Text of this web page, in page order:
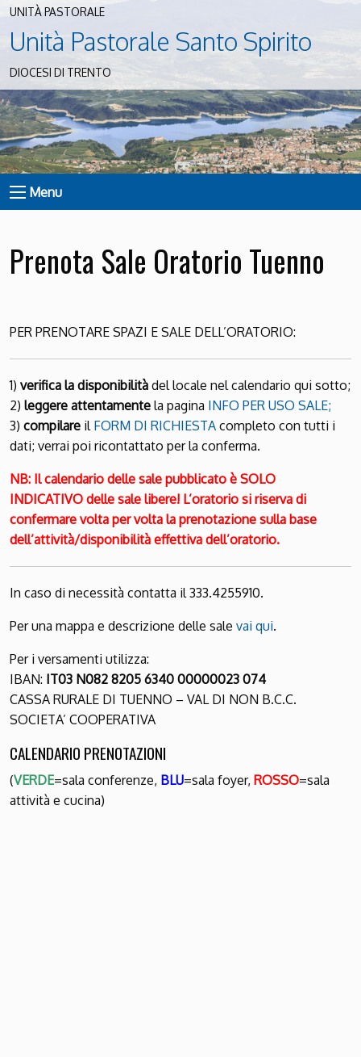
UNITÀ PASTORALE
Unità Pastorale Santo Spirito
DIOCESI DI TRENTO
Menu
Prenota Sale Oratorio Tuenno
PER PRENOTARE SPAZI E SALE DELL’ORATORIO:
1) verifica la disponibilità del locale nel calendario qui sotto;
2) leggere attentamente la pagina INFO PER USO SALE;
3) compilare il FORM DI RICHIESTA completo con tutti i
dati; verrai poi ricontattato per la conferma.
NB: Il calendario delle sale pubblicato è SOLO
INDICATIVO delle sale libere! L’oratorio si riserva di
confermare volta per volta la prenotazione sulla base
dell’attività/disponibilità effettiva dell’oratorio.
In caso di necessità contatta il 333.4255910.
Per una mappa e descrizione delle sale vai qui.
Per i versamenti utilizza:
IBAN: IT03 N082 8205 6340 00000023 074
CASSA RURALE DI TUENNO – VAL DI NON B.C.C.
SOCIETA’ COOPERATIVA
CALENDARIO PRENOTAZIONI
(VERDE=sala conferenze, BLU=sala foyer, ROSSO=sala
attività e cucina)